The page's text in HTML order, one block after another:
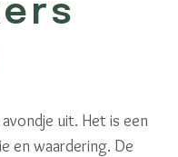
uit. Het is een
en waardering. De